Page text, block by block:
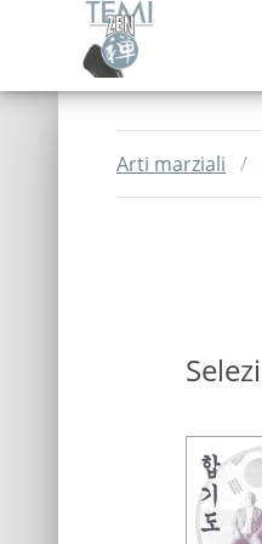
Arti marziali